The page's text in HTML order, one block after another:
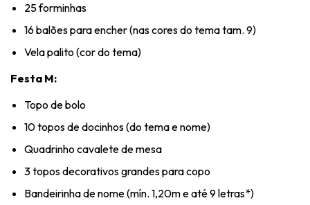
25 forminhas
16 balões para encher (nas cores do tema tam. 9)
Vela palito (cor do tema)
Festa M:
Topo de bolo
10 topos de docinhos (do tema e nome)
Quadrinho cavalete de mesa
3 topos decorativos grandes para copo
Bandeirinha de nome (mín. 1,20m e até 9 letras*)